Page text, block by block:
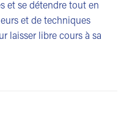
et se détendre tout en
et de techniques
laisser libre cours à sa